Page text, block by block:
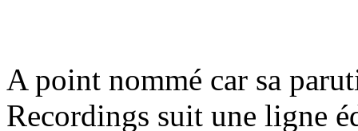
A point nommé car sa
Recordings suit une ligne